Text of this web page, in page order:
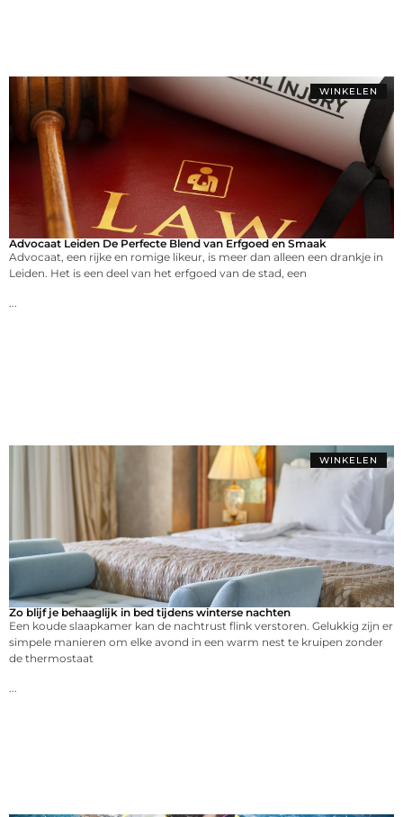
WINKELEN
Advocaat Leiden De Perfecte Blend van Erfgoed en Smaak
Advocaat, een rijke en romige likeur, is meer dan alleen een drankje in
Leiden. Het is een deel van het erfgoed van de stad, een
WINKELEN
Zo blijf je behaaglijk in bed tijdens winterse nachten
Een koude slaapkamer kan de nachtrust flink verstoren. Gelukkig zijn er
simpele manieren om elke avond in een warm nest te kruipen zonder
de thermostaat